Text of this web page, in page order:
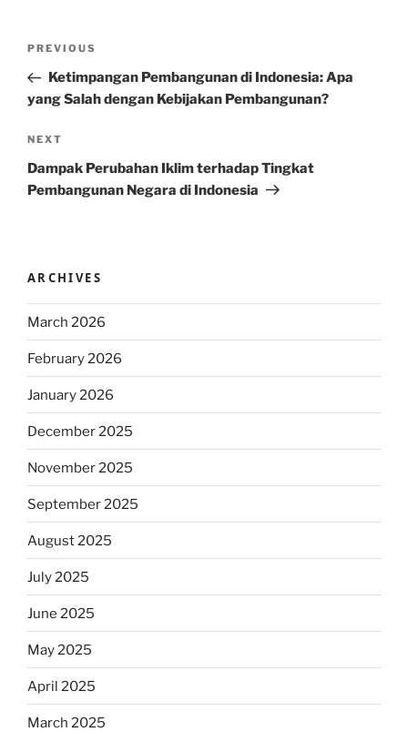
Previous
Post
PREVIOUS
Ketimpangan Pembangunan di Indonesia: Apa
yang Salah dengan Kebijakan Pembangunan?
Next
Post
NEXT
Dampak Perubahan Iklim terhadap Tingkat
Pembangunan Negara di Indonesia
ARCHIVES
March 2026
February 2026
January 2026
December 2025
November 2025
September 2025
August 2025
July 2025
June 2025
May 2025
April 2025
March 2025